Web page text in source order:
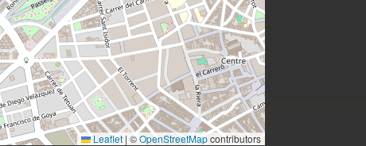
Leaflet | ©OpenStreetMapcontributors